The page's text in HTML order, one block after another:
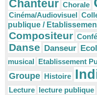
Chanteur Chorale
Cinéma/Audiovisuel
publique /
Compositeur
Danse Danseur
musical Etablissement
Groupe Histoire
Lecture lecture publique